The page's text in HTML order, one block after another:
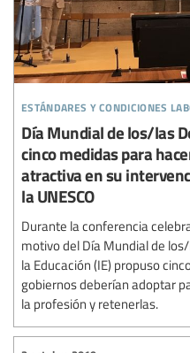
estándares y condiciones
Día Mundial de los/las
cinco medidas para
atractiva en su
la UNESCO
Durante la conferencia
motivo del Día Mundial de
la Educación (IE) propuso
gobiernos deberían adoptar
la profesión y retenerlas.